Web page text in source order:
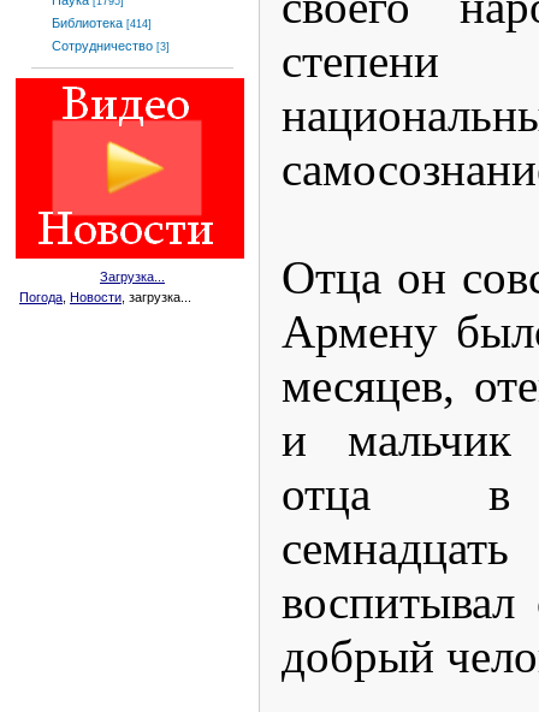
Библиотека [414]
Сотрудничество [3]
Загрузка...
Погода Новости , загрузка...
Отца он
Армену
месяцев,
и мальчик
отца в
добрый